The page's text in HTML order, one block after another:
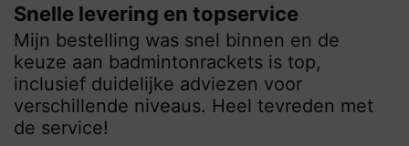
Snelle levering en topservice
Mijn bestelling was snel binnen en de
keuze aan badmintonrackets is top,
inclusief duidelijke adviezen voor
verschillende niveaus. Heel tevreden met
de service!